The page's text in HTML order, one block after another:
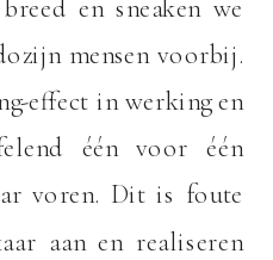
en sneaken we
mensen voorbij.
effect in werking en
één voor één
voren. Dit is foute
aan en realiseren